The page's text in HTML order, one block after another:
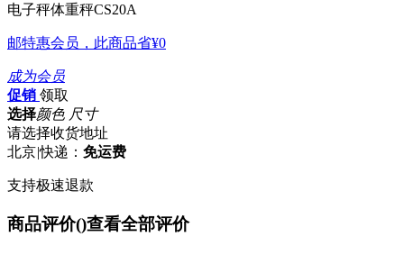
电子秤体重秤CS20A
邮特惠会员，此商品省¥0
成为会员
促销 领取
选择颜色 尺寸
请选择收货地址
北京|快递： 免运费
支持极速退款
商品评价()查看全部评价